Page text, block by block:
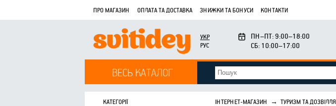
ПРО МАГАЗИН ОПЛАТА ТА ДОСТАВКА ЗНИЖКИ ТА БОНУСИ КОНТАКТИ
УКР
РУС
ПН–ПТ: 9:00–18:00
СБ: 10:00–17:00
ВЕСЬ КАТАЛОГ
КАТЕГОРІЇ ІНТЕРНЕТ-МАГАЗИН → ТУРИЗМ ТА ДОЗВІЛЛЯ